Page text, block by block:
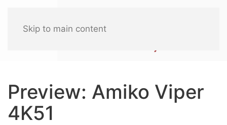
Skip to main content
Preview: Amiko Viper
4K51